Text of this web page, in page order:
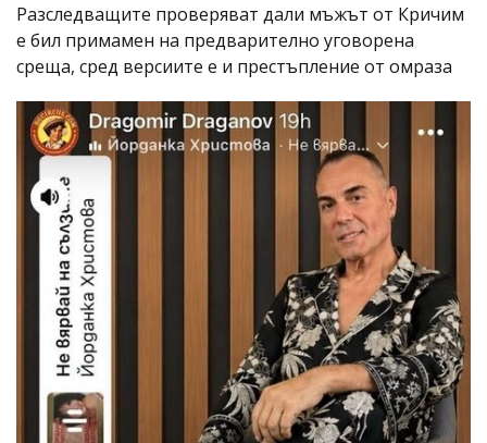
Разследващите проверяват дали мъжът от Кричим
е бил примамен на предварително уговорена
среща, сред версиите е и престъпление от омраза